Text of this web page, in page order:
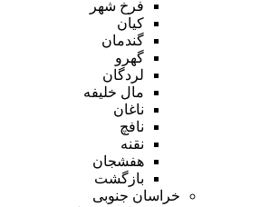
فرخ شهر
کیان
گندمان
گهرو
لردگان
مال خلیفه
ناغان
نافچ
نقنه
هفشجان
بازگشت
خراسان جنوبی